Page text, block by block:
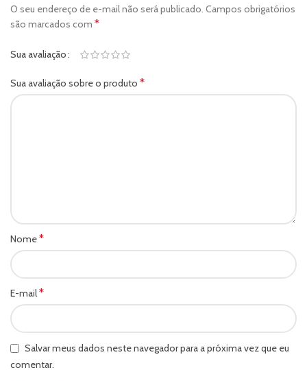
O seu endereço de e-mail não será publicado. Campos obrigatórios
são marcados com *
Sua avaliação
Sua avaliação sobre o produto *
Nome*
E-mail*
Salvar meus dados neste navegador para a próxima vez que eu
comentar.